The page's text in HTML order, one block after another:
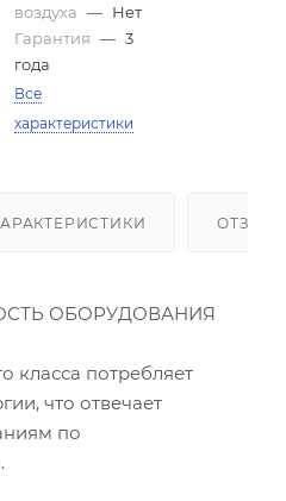
воздуха — Нет
Гарантия — 3
года
Все
характеристики
ОБОРУДОВАНИЯ
класса потребляет
что отвечает
по
солнцем)